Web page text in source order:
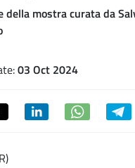
della mostra curata da
03 Oct 2024